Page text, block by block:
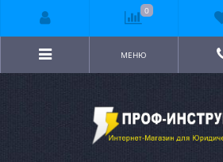
МЕНЮ
0